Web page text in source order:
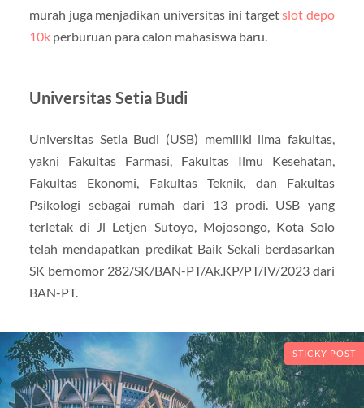
murah juga menjadikan universitas ini targetslot depo
10kperburuan para calon mahasiswa baru.
Universitas Setia Budi
Universitas Setia Budi (USB) memiliki lima fakultas,
yakni Fakultas Farmasi, Fakultas Ilmu Kesehatan,
Fakultas Ekonomi, Fakultas Teknik, dan Fakultas
Psikologi sebagai rumah dari 13 prodi. USB yang
terletak di Jl Letjen Sutoyo, Mojosongo, Kota Solo
telah mendapatkan predikat Baik Sekali berdasarkan
SK bernomor 282/SK/BAN-PT/Ak.KP/PT/IV/2023 dari
BAN-PT.
STICKY POST